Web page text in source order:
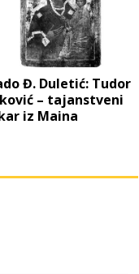
Đ. Duletić: Tudor
– tajanstveni
iz Maina